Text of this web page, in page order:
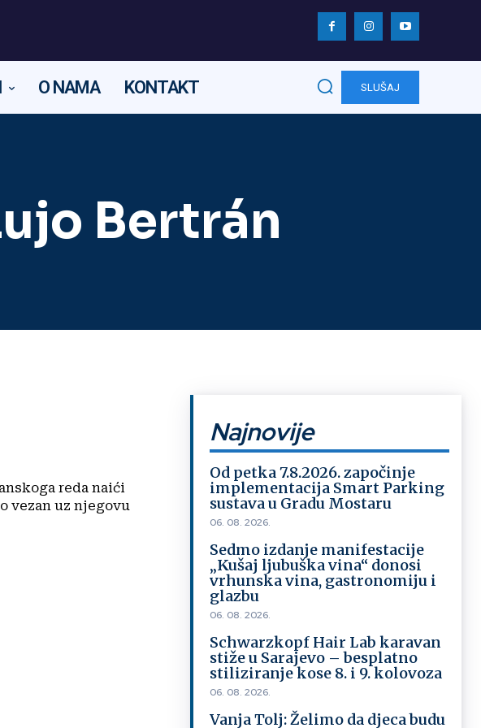
O NAMA KONTAKT SLUŠAJ
Bertrán
reda naići
vezan uz njegovu
Najnovije
Od petka 7.8.2026. započinje
implementacija Smart Parking
sustava u Gradu Mostaru
06. 08. 2026.
Sedmo izdanje manifestacije
„Kušaj ljubuška vina“ donosi
vrhunska vina, gastronomiju i
glazbu
06. 08. 2026.
Schwarzkopf Hair Lab karavan
stiže u Sarajevo – besplatno
stiliziranje kose 8. i 9. kolovoza
06. 08. 2026.
Vanja Tolj: Želimo da djeca budu